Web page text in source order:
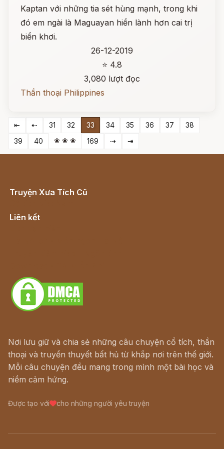
Kaptan với những tia sét hùng mạnh, trong khi
đó em ngài là Maguayan hiền lành hơn cai trị
biển khơi.
26-12-2019
⭐ 4.8
3,080 lượt đọc
Thần thoại Philippines
⇤ ⇠ 31 32 33 34 35 36 37
38
39
40 ❀ ❀ ❀ 169 ⇢ ⇥
Truyện Xưa Tích Cũ
Liên kết
Nơi lưu giữ và chia sẻ những câu chuyện cổ tích, thần
thoại và truyền thuyết bất hủ từ khắp nơi trên thế giới.
Mỗi câu chuyện đều mang trong mình một bài học và
niềm cảm hứng.
Được tạo với cho những người yêu truyện